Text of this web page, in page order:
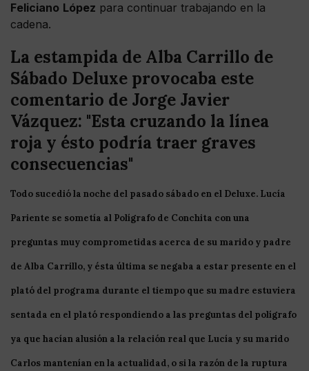
Feliciano López para continuar trabajando en la
cadena.
La estampida de Alba Carrillo de
Sábado Deluxe provocaba este
comentario de Jorge Javier
Vázquez: "Esta cruzando la línea
roja y ésto podría traer graves
consecuencias"
Todo sucedió la noche del pasado sábado en el Deluxe. Lucía
Pariente se sometía al Polígrafo de Conchita con una
preguntas muy comprometidas acerca de su marido y padre
de Alba Carrillo, y ésta última se negaba a estar presente en el
plató del programa durante el tiempo que su madre estuviera
sentada en el plató respondiendo a las preguntas del polígrafo
ya que hacían alusión a la relación real que Lucía y su marido
Carlos mantenían en la actualidad, o si la razón de la ruptura